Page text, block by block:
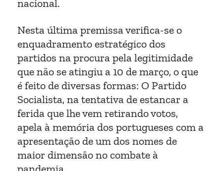
nacional.
Nesta última premissa verifica-se o
enquadramento estratégico dos
partidos na procura pela legitimidade
que não se atingiu a 10 de março, o que
é feito de diversas formas: O Partido
Socialista, na tentativa de estancar a
ferida que lhe vem retirando votos,
apela à memória dos portugueses com a
apresentação de um dos nomes de
maior dimensão no combate à